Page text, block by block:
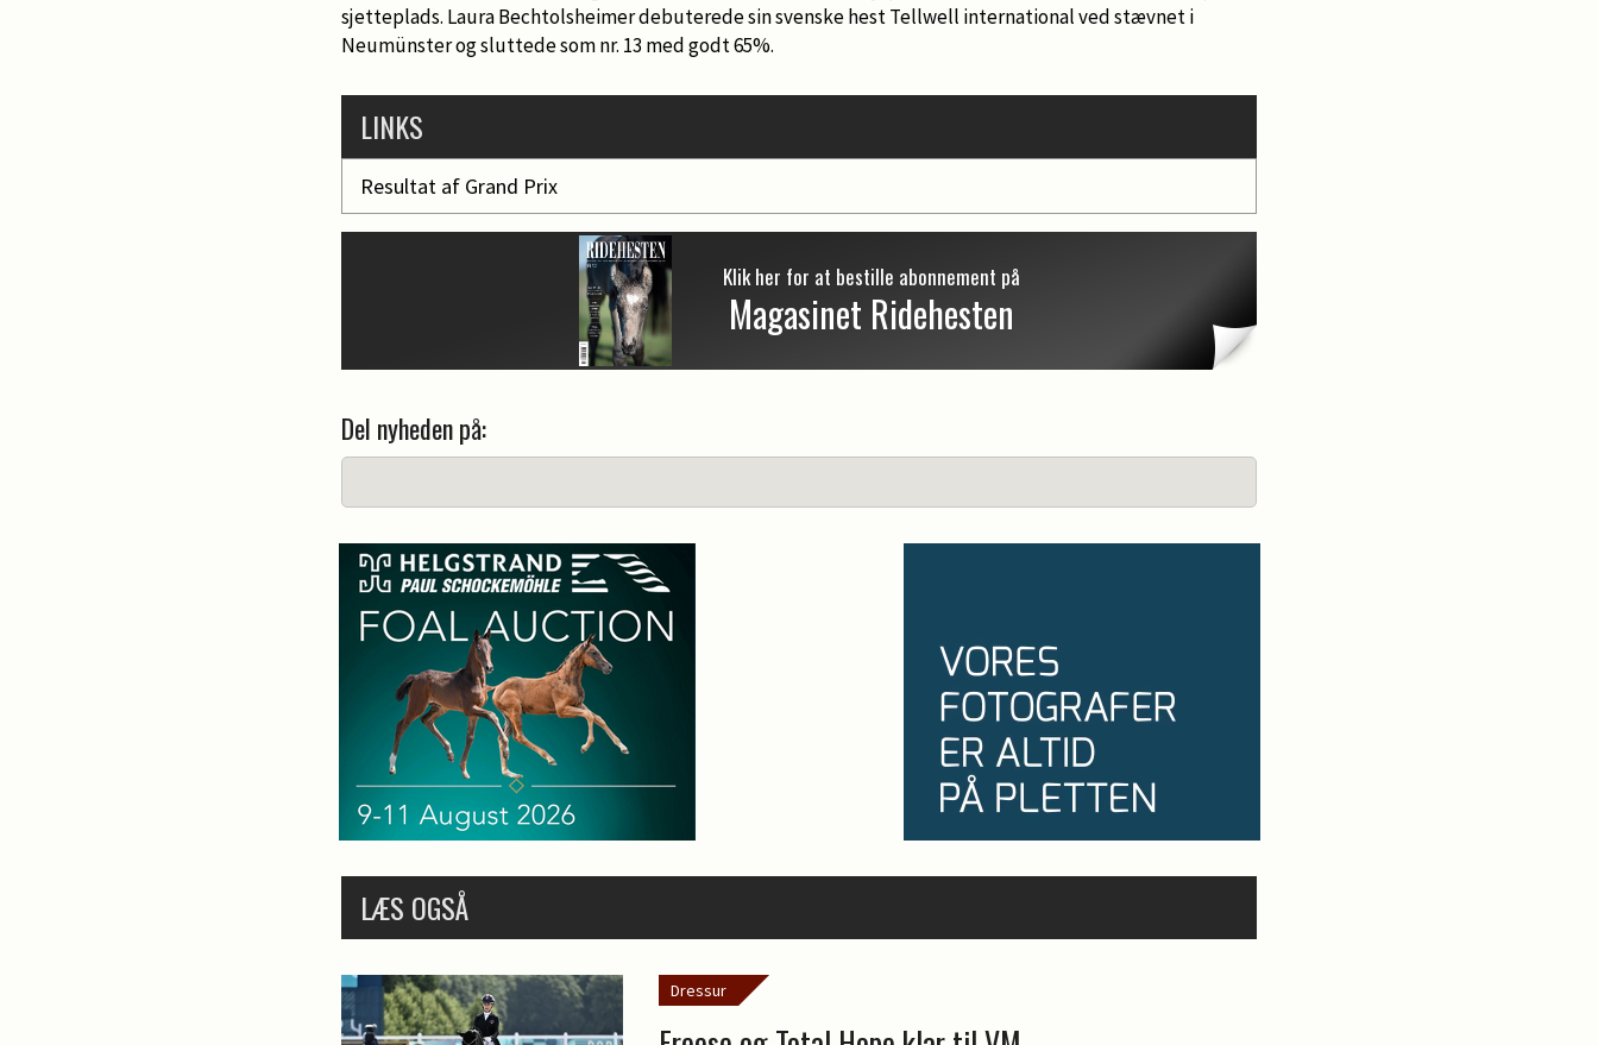
sjetteplads. Laura Bechtolsheimer debuterede sin svenske hest Tellwell international ved stævnet i
Neumünster og sluttede som nr. 13 med godt 65%.
LINKS
Resultat af Grand Prix
Klik her for at bestille abonnement på
Magasinet Ridehesten
Del nyheden på:
LÆS OGSÅ
Dressur